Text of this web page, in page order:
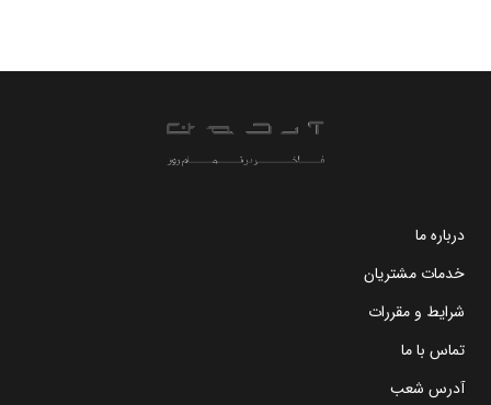
درباره ما
خدمات مشتریان
شرایط و مقررات
تماس با ما
آدرس شعب